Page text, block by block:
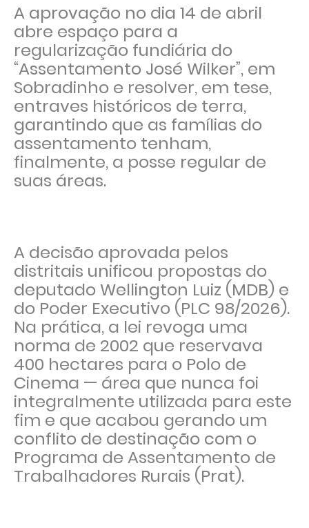
A aprovação no dia 14 de abril
abre espaço para a
regularização fundiária do
“Assentamento José Wilker”, em
Sobradinho e resolver, em tese,
entraves históricos de terra,
garantindo que as famílias do
assentamento tenham,
finalmente, a posse regular de
suas áreas.
A decisão aprovada pelos
distritais unificou propostas do
deputado Wellington Luiz (MDB) e
do Poder Executivo (PLC 98/2026).
Na prática, a lei revoga uma
norma de 2002 que reservava
400 hectares para o Polo de
Cinema — área que nunca foi
integralmente utilizada para este
fim e que acabou gerando um
conflito de destinação com o
Programa de Assentamento de
Trabalhadores Rurais (Prat).